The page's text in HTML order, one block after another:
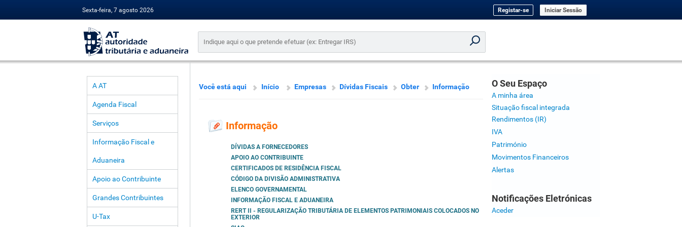
Sexta-feira, 7 agosto 2026 Registar-se Iniciar Sessão
A AT
Agenda Fiscal
Serviços
Informação Fiscal e
Aduaneira
Apoio ao Contribuinte
Grandes Contribuintes
U-Tax
Você está aqui Início Empresas Dívidas Fiscais Obter Informação
Informação
DÍVIDAS A FORNECEDORES
APOIO AO CONTRIBUINTE
CERTIFICADOS DE RESIDÊNCIA FISCAL
CÓDIGO DA DIVISÃO ADMINISTRATIVA
ELENCO GOVERNAMENTAL
INFORMAÇÃO FISCAL E ADUANEIRA
RERT II - REGULARIZAÇÃO TRIBUTÁRIA DE ELEMENTOS PATRIMONIAIS COLOCADOS NO
EXTERIOR
O Seu Espaço
A minha área
Situação fiscal integrada
Rendimentos (IR)
IVA
Património
Movimentos Financeiros
Alertas
Notificações Eletrónicas
Aceder